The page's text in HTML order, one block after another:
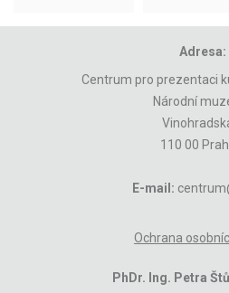
Adresa:
Centrum pro prezentaci
Národní
110 00
E-mail:
Ochrana
PhDr. Ing. Petra